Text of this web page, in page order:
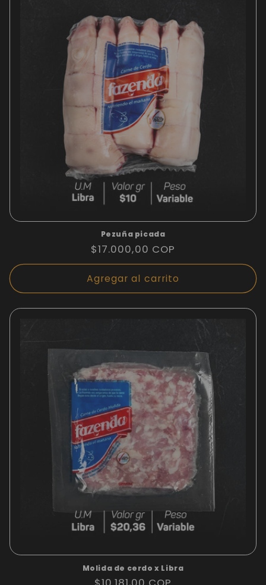
Pezuña picada
Precio
habitual
$17.000,00 COP
Agregar al carrito
Molida de cerdo x Libra